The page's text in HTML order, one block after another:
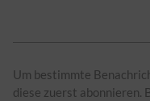
Um bestimmte
diese zuerst abonnieren.